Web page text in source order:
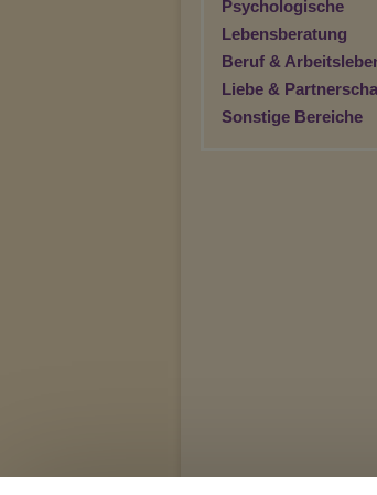
Psychologische
Lebensberatung
Beruf &
Liebe &
Sonstige Bereiche